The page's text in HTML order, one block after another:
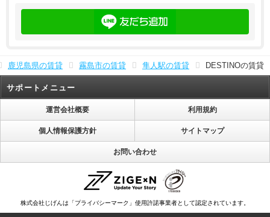
鹿児島県の賃貸 霧島市の賃貸 隼人駅の賃貸 DESTINOの賃貸
サポートメニュー
運営会社概要 利用規約
個人情報保護方針 サイトマップ
お問い合わせ
株式会社じげんは「プライバシーマーク」使用許諾事業者として認定されています。